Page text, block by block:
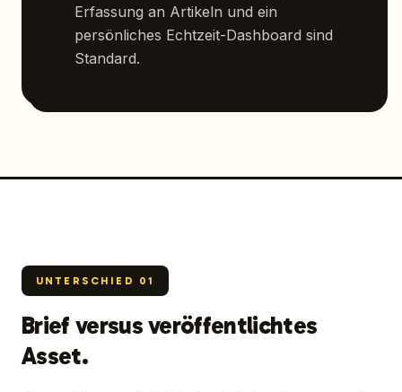
Erfassung an Artikeln und ein
persönliches Echtzeit-Dashboard sind
Standard.
UNTERSCHIED 01
Brief versus veröffentlichtes
Asset.